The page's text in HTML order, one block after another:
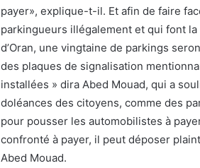
payer», explique-t-il. Et afin de faire
parkingueurs illégalement et qui font
d’Oran, une vingtaine de parkings
des plaques de signalisation
installées » dira Abed Mouad, qui a
doléances des citoyens, comme des
pour pousser les automobilistes à
confronté à payer, il peut déposer
Abed Mouad.